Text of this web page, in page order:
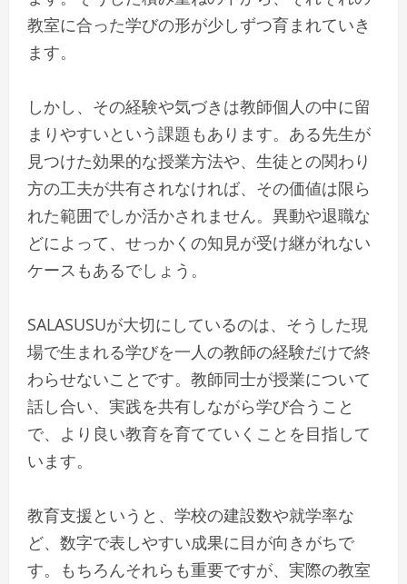
教室に合った学びの形が少しずつ育まれていき
ます。
しかし、その経験や気づきは教師個人の中に留
まりやすいという課題もあります。ある先生が
見つけた効果的な授業方法や、生徒との関わり
方の工夫が共有されなければ、その価値は限ら
れた範囲でしか活かされません。異動や退職な
どによって、せっかくの知見が受け継がれない
ケースもあるでしょう。
SALASUSUが大切にしているのは、そうした現
場で生まれる学びを一人の教師の経験だけで終
わらせないことです。教師同士が授業について
話し合い、実践を共有しながら学び合うこと
で、より良い教育を育てていくことを目指して
います。
教育支援というと、学校の建設数や就学率な
ど、数字で表しやすい成果に目が向きがちで
す。もちろんそれらも重要ですが、実際の教室